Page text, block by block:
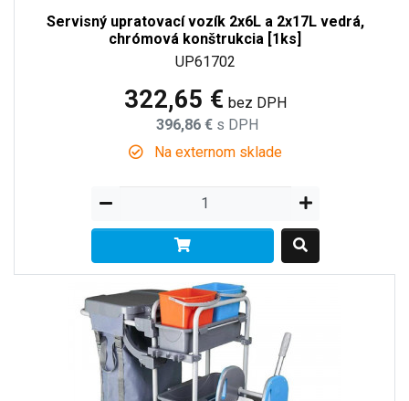
Servisný upratovací vozík 2x6L a 2x17L vedrá,
chrómová konštrukcia [1ks]
UP61702
322,65 € bez DPH
396,86 € s DPH
Na externom sklade